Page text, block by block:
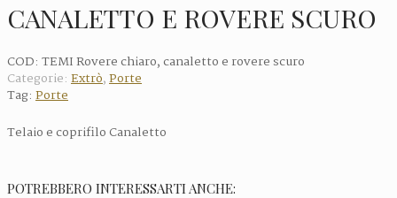
CANALETTO E ROVERE SCURO
COD: TEMI Rovere chiaro, canaletto e rovere scuro
Categorie: Extrò,Porte
Tag: Porte
Telaio e coprifilo Canaletto
POTREBBERO INTERESSARTI ANCHE: